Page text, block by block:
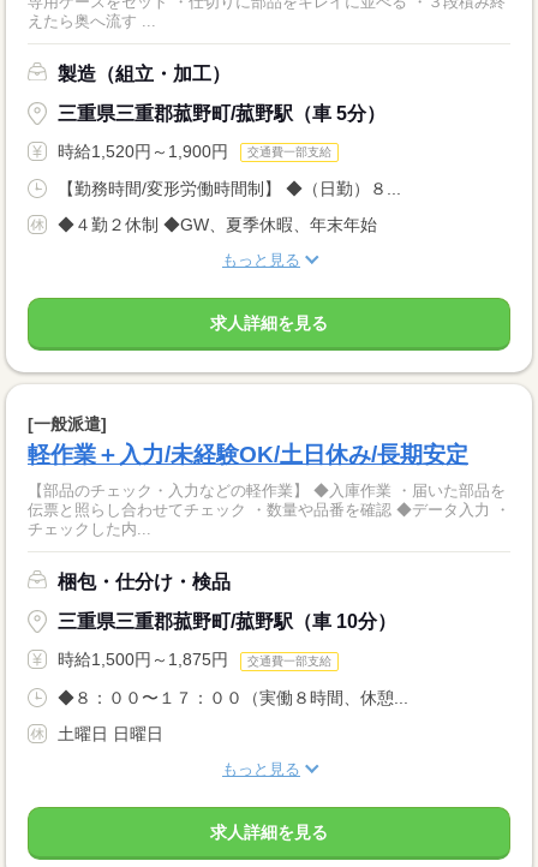
えたら奥へ流す ...
製造（組立・加工）
三重県三重郡菰野町/菰野駅（車 5分）
時給1,520円～1,900円 交通費一部支給
【勤務時間/変形労働時間制】 ◆（日勤）８...
◆４勤２休制 ◆GW、夏季休暇、年末年始
もっと見る
求人詳細を見る
[一般派遣]
軽作業＋入力/未経験OK/土日休み/長期安定
【部品のチェック・入力などの軽作業】 ◆入庫作業 ・届いた部品を
伝票と照らし合わせてチェック ・数量や品番を確認 ◆データ入力 ・
チェックした内...
梱包・仕分け・検品
三重県三重郡菰野町/菰野駅（車 10分）
時給1,500円～1,875円 交通費一部支給
◆８：００〜１７：００（実働８時間、休憩...
土曜日 日曜日
もっと見る
求人詳細を見る